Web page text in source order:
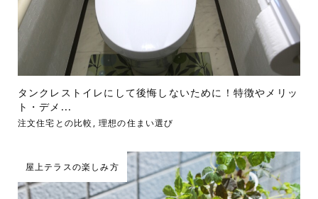
タンクレストイレにして後悔しないために！特徴やメリッ
ト・デメ...
注文住宅との比較 , 理想の住まい選び
屋上テラスの楽しみ方